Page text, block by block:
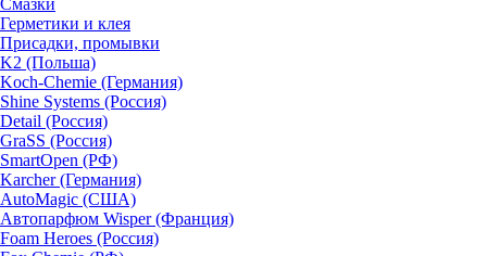
Герметики и клея
Присадки, промывки
K2 (Польша)
Koch-Chemie (Германия)
Shine Systems (Россия)
Detail (Россия)
GraSS (Россия)
SmartOpen (РФ)
Karcher (Германия)
AutoMagic (США)
Автопарфюм Wisper (Франция)
Foam Heroes (Россия)